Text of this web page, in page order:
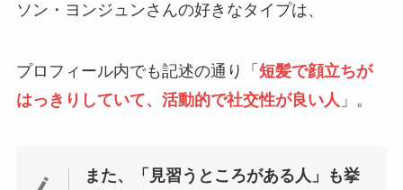
ソン・ヨンジュンさんの好きなタイプは、
プロフィール内でも記述の通り「 短髪で顔立ちが
はっきりしていて、活動的で社交性が良い人 」。
また、「見習うところがある人」も挙